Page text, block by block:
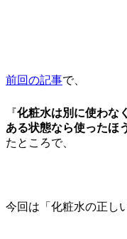
前回の記事で、
『化粧水は別に使わな
ある状態なら使ったほ
たところで、
今回は「 化粧水の正し